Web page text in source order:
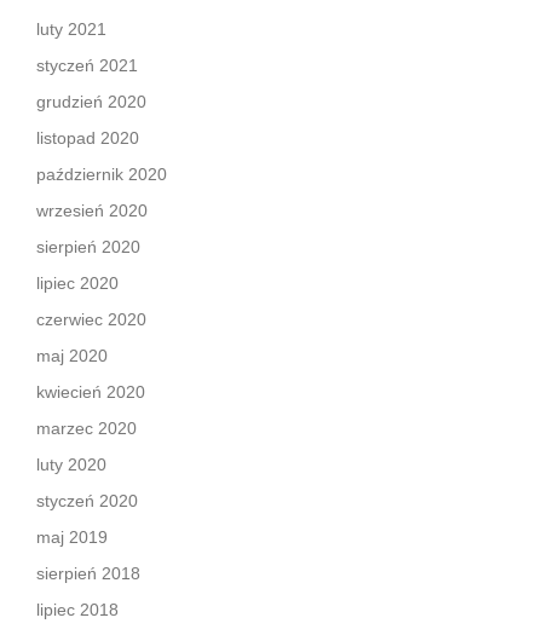
luty 2021
styczeń 2021
grudzień 2020
listopad 2020
październik 2020
wrzesień 2020
sierpień 2020
lipiec 2020
czerwiec 2020
maj 2020
kwiecień 2020
marzec 2020
luty 2020
styczeń 2020
maj 2019
sierpień 2018
lipiec 2018